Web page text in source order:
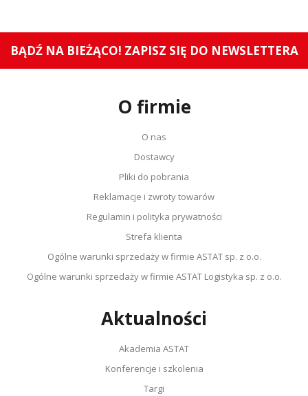
BĄDŹ NA BIEŻĄCO! ZAPISZ SIĘ DO NEWSLETTERA
O firmie
O nas
Dostawcy
Pliki do pobrania
Reklamacje i zwroty towarów
Regulamin i polityka prywatności
Strefa klienta
Ogólne warunki sprzedaży w firmie ASTAT sp. z o.o.
Ogólne warunki sprzedaży w firmie ASTAT Logistyka sp. z o.o.
Aktualności
Akademia ASTAT
Konferencje i szkolenia
Targi